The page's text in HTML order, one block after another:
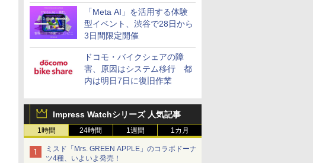
「Meta AI」を活用する体験
型イベント、渋谷で28日から
3日間限定開催
ドコモ・バイクシェアの障
害、原因はシステム移行 都
内は明日7日に復旧作業
Impress Watchシリーズ 人気記事
1時間 24時間 1週間 1カ月
ミスド「Mrs. GREEN APPLE」のコラボドーナ
ツ4種、いよいよ発売！